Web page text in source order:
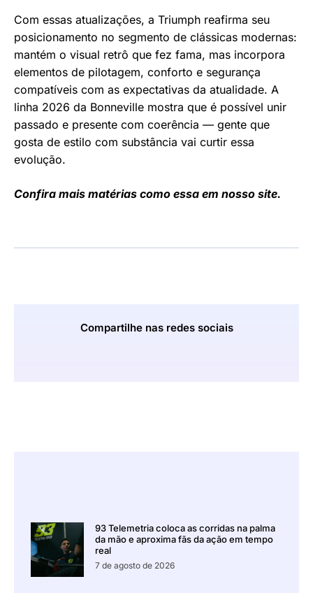
Com essas atualizações, a Triumph reafirma seu
posicionamento no segmento de clássicas modernas:
mantém o visual retrô que fez fama, mas incorpora
elementos de pilotagem, conforto e segurança
compatíveis com as expectativas da atualidade. A
linha 2026 da Bonneville mostra que é possível unir
passado e presente com coerência — gente que
gosta de estilo com substância vai curtir essa
evolução.
Confira mais matérias como essa em nosso site.
Compartilhe nas redes sociais
93 Telemetria coloca as corridas na palma
da mão e aproxima fãs da ação em tempo
real
7 de agosto de 2026